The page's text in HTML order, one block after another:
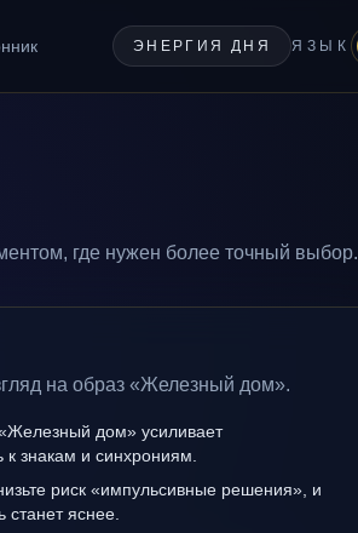
ЭНЕРГИЯ ДНЯ ЯЗЫК
где нужен более точный выбор.
на образ «Железный дом».
дом» усиливает
к знакам и синхрониям.
риск «импульсивные решения», и
станет яснее.